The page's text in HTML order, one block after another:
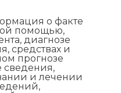
о факте
помощью,
диагнозе
средствах и
прогнозе
сведения,
и лечении